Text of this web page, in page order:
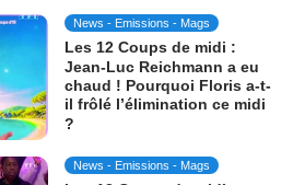
News - Emissions - Mags
Les 12 Coups de midi :
Jean-Luc Reichmann a eu
chaud ! Pourquoi Floris a-t-
il frôlé l’élimination ce midi
?
News - Emissions - Mags